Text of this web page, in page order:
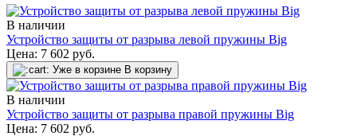
В наличии
Устройство защиты от разрыва левой пружины Big
Цена: 7 602 руб.
Уже в корзине В корзину
В наличии
Устройство защиты от разрыва правой пружины Big
Цена: 7 602 руб.